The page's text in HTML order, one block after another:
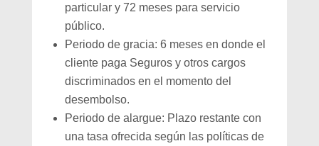
particular y 72 meses para servicio
público.
Periodo de gracia: 6 meses en donde el
cliente paga Seguros y otros cargos
discriminados en el momento del
desembolso.
Periodo de alargue: Plazo restante con
una tasa ofrecida según las políticas de